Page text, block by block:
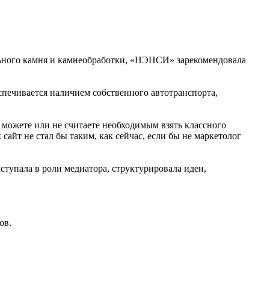
камня и камнеобработки, «НЭНСИ» зарекомендовала
наличием собственного автотранспорта,
или не считаете необходимым взять классного
не стал бы таким, как сейчас, если бы не маркетолог
в роли медиатора, структурировала идеи,